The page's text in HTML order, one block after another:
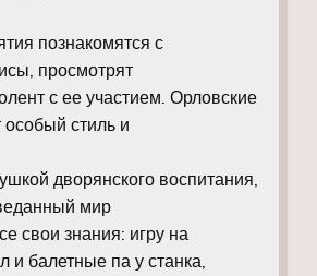
познакомятся с
просмотрят
с ее участием. Орловские
стиль и
дворянского воспитания,
мир
свои знания: игру на
и балетные па у станка,